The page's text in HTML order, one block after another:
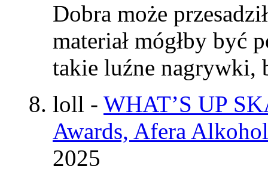
Dobra może
materiał mógłby być
takie luźne nagrywki,
loll - WHAT’S UP
Awards, Afera
2025